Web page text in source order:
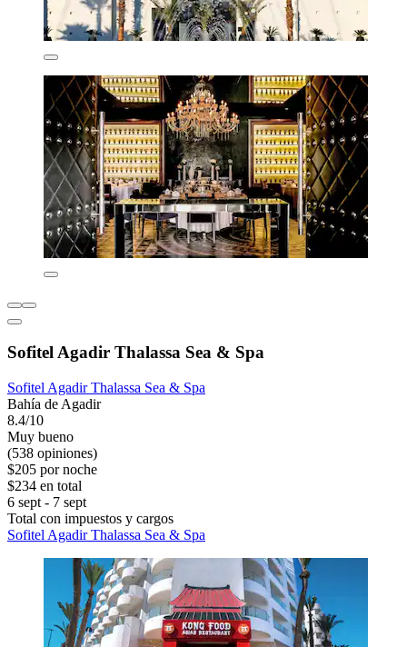
Sofitel Agadir Thalassa Sea & Spa
Sofitel Agadir Thalassa Sea & Spa
Bahía de Agadir
8.4/10
Muy bueno
(538 opiniones)
$205 por noche
$234 en total
6 sept - 7 sept
Total con impuestos y cargos
Sofitel Agadir Thalassa Sea & Spa